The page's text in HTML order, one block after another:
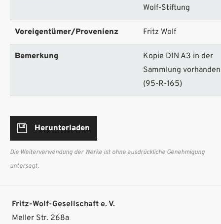
Wolf-Stiftung
Voreigentümer/Provenienz Fritz Wolf
Bemerkung
Kopie DIN A3 in der
Sammlung vorhanden
(95-R-165)
Herunterladen
Die Weiterverwendung der Werke ist ohne ausdrückliche Genehmigung
untersagt.
Fritz-Wolf-Gesellschaft e. V.
Meller Str. 268a